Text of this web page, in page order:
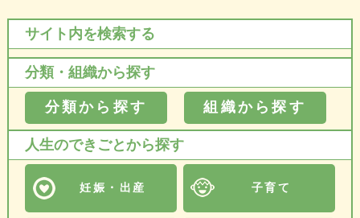
サイト内を検索する
分類・組織から探す
分類から探す 組織から探す
人生のできごとから探す
妊娠・出産 子育て